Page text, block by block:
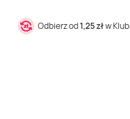
Odbierz od1,25 złw